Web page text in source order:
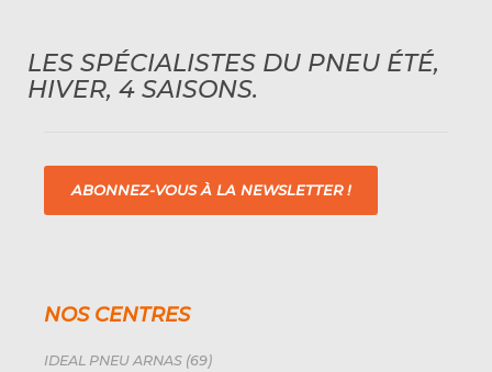
LES SPÉCIALISTES DU PNEU ÉTÉ,
HIVER, 4 SAISONS.
ABONNEZ-VOUS À LA NEWSLETTER !
NOS CENTRES
IDEAL PNEU ARNAS (69)